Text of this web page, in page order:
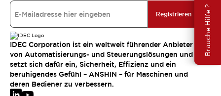
Brauche Hilfe ?
Registrieren
IDEC Corporation ist ein weltweit führender Anbieter
von Automatisierungs- und Steuerungslösungen und
setzt sich dafür ein, Sicherheit, Effizienz und ein
beruhigendes Gefühl – ANSHIN – für Maschinen und
deren Bediener zu verbessern.